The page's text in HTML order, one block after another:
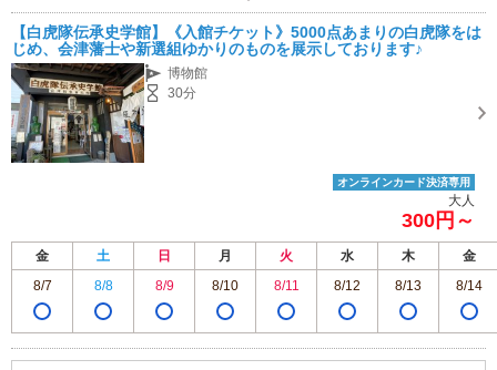
【白虎隊伝承史学館】《入館チケット》5000点あまりの白虎隊をは
じめ、会津藩士や新選組ゆかりのものを展示しております♪
博物館
30分
オンラインカード決済専用
大人
300円～
金 土 日 月 火 水 木
金
8/7
8/8 8/9 8/10 8/11 8/12 8/13 8/14